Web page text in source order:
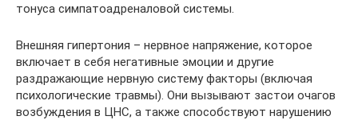
тонуса симпатоадреналовой системы.
Внешняя гипертония – нервное напряжение, которое
включает в себя негативные эмоции и другие
раздражающие нервную систему факторы (включая
психологические травмы). Они вызывают застои очагов
возбуждения в ЦНС, а также способствуют нарушению